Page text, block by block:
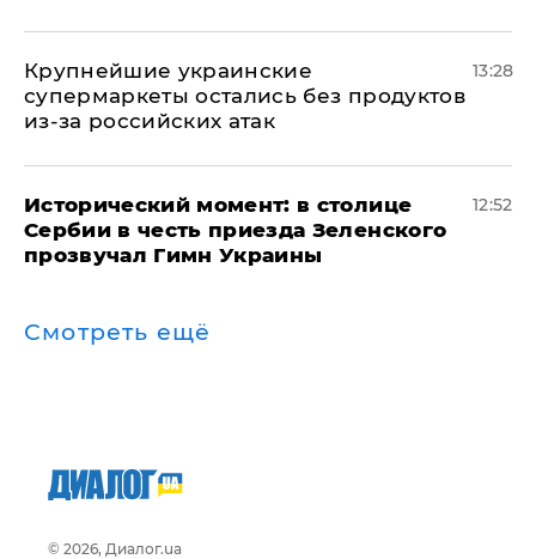
Крупнейшие украинские
супермаркеты остались без продуктов
из-за российских атак
13:28
Исторический момент: в столице
Сербии в честь приезда Зеленского
прозвучал Гимн Украины
12:52
Смотреть ещё
© 2026, Диалог.ua